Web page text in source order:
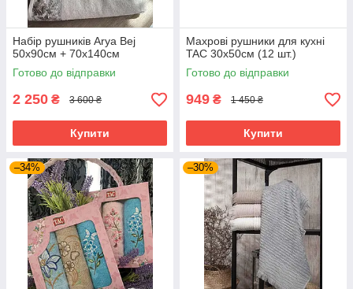
Набір рушників Arya Bej
50x90см + 70х140см
Готово до відправки
2 250 ₴ 3 600 ₴
Купити
Махрові рушники для кухні
TAC 30х50см (12 шт.)
Готово до відправки
949 ₴ 1 450 ₴
Купити
–34% –30%